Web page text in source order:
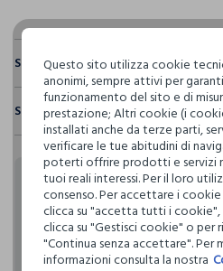
Sostenibilità e trasparenza
Sicurezza
Il 100% dei nostri articoli viene
fisici, per verificarne il rispetto
definito per l’uso di sostanze
restrittivi rispetto a quelli previsti
internazionale.
Clicca qui per vedere i dettagli
I nostri fornitori
Spedizione e resi
Hai fino a 30 giorni dalla
cambiare idea e restituire i
Rendi
acquisti
Questo sito utilizza cookie
anonimi, sempre attivi per
funzionamento del sito e di
prestazione; Altri cookie (i
installati anche da terze parti,
verificare le tue abitudini di
poterti offrire prodotti e servizi
tuoi reali interessi. Per il loro
consenso. Per accettare i
clicca su "accetta tutti i cookie",
clicca su "Gestisci cookie" o per
"Continua senza accettare". Per
informazioni consulta la nostra